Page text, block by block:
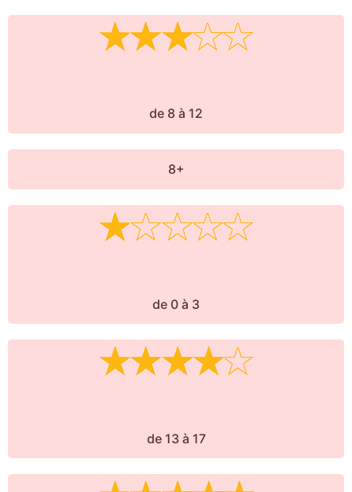
de 8 à 12
8+
de 0 à 3
de 13 à 17